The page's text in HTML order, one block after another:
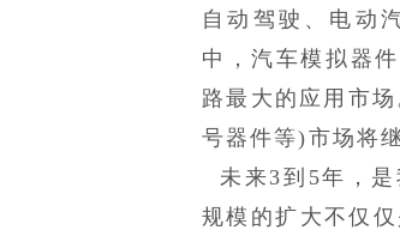
自动驾驶、电动
中，汽车模拟器
路最大的应用市
号器件等)市场将
未来3到5年，是
规模的扩大不仅